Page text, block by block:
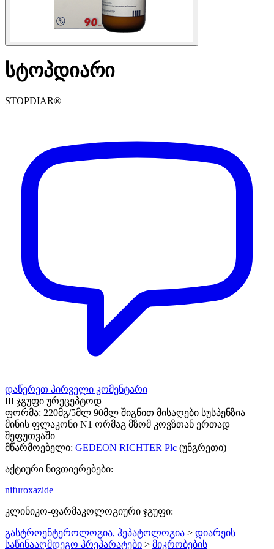
სტოპდიარი
STOPDIAR®
დაწერეთ პირველი კომენტარი
III ჯგუფი ურეცეპტოდ
ფორმა: 220მგ/5მლ 90მლ შიგნით მისაღები სუსპენზია
მინის ფლაკონი N1 ორმაგ მზომ კოვზთან ერთად
შეფუთვაში
მწარმოებელი: GEDEON RICHTER Plc (უნგრეთი)
აქტიური ნივთიერებები:
nifuroxazide
კლინიკო-ფარმაკოლოგიური ჯგუფი:
გასტროენტეროლოგია, ჰეპატოლოგია > დიარეის
საწინააღმდეგო პრეპარატები > მიკრობების